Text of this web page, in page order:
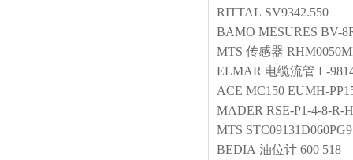
RITTAL SV9342.550
BAMO MESURES BV-
MTS 传感器
ELMAR 电缆流管 L-
ACE MC150 EUMH-
MADER RSE-P1-4-8-R-H
MTS STC09131D060PG9
BEDIA 油位计 600 518